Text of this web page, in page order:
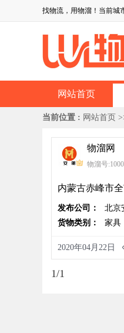
找物流，用物溜！当前城
网站首页
当前位置 : 网站首页
物溜网
物溜号
内蒙古赤峰市
发布公司：
北京
货物类别：
家具
2020年04月22日
1/1